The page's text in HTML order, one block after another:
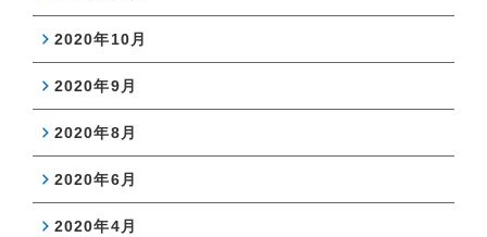
2020年10月
2020年9月
2020年8月
2020年6月
2020年4月